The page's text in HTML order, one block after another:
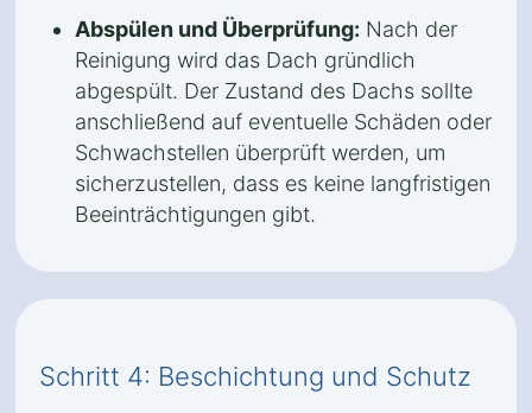
Abspülen und Überprüfung: Nach der
Reinigung wird das Dach gründlich
abgespült. Der Zustand des Dachs sollte
anschließend auf eventuelle Schäden oder
Schwachstellen überprüft werden, um
sicherzustellen, dass es keine langfristigen
Beeinträchtigungen gibt.
Schritt 4: Beschichtung und Schutz